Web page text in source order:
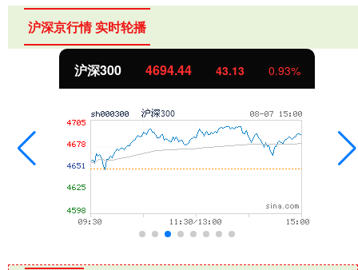
沪深京行情 实时轮播
沪深300 4694.44 43.13 0.93%